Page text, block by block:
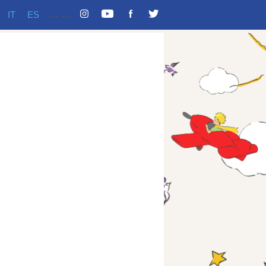
- - - -
IT ES